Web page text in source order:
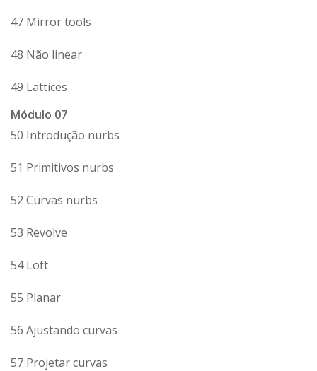
47 Mirror tools
48 Não linear
49 Lattices
Módulo 07
50 Introdução nurbs
51 Primitivos nurbs
52 Curvas nurbs
53 Revolve
54 Loft
55 Planar
56 Ajustando curvas
57 Projetar curvas